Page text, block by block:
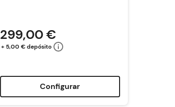
299,00 €
+ 5,00 € depósito
Configurar